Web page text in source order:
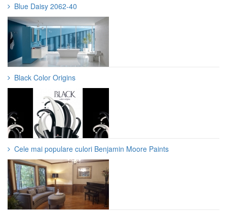
Blue Daisy 2062-40
Black Color Origins
Cele mai populare culori Benjamin Moore Paints